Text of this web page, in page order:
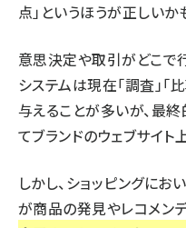
点」というほうが正しいか
意思決定や取引がどこで
システムは現在「調査」「
与えることが多いが、最
てブランドのウェブサイト
しかし、ショッピングにお
が商品の発見やレコメンデ